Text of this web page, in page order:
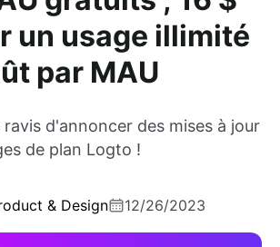
un usage illimité
par MAU
ravis d'annoncer des mises à jour
de plan Logto !
& Design 12/26/2023